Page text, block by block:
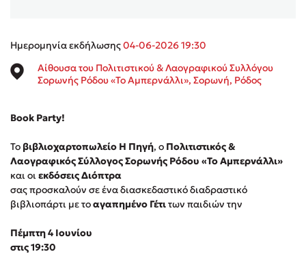
Το λιμάνι μου είσαι εσύ
Ημερομηνία εκδήλωσης04-06-2026 19:30
Αίθουσα του Πολιτιστικού & Λαογραφικού Συλλόγου
Σορωνής Ρόδου «Το Αμπερνάλλι», Σορωνή, Ρόδος
Book Party!
Το βιβλιοχαρτοπωλείο Η Πηγή, ο Πολιτιστικός &
Λαογραφικός Σύλλογος Σορωνής Ρόδου «Το Αμπερνάλλι»
και οιεκδόσεις Διόπτρα
σας προσκαλούν σε ένα διασκεδαστικό διαδραστικό
βιβλιοπάρτι με τοαγαπημένο Γέτιτων παιδιών την
Πέμπτη 4 Ιουνίου
στις 19:30